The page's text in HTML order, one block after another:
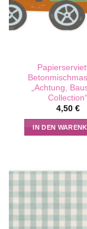
„Achtung,
Collection“
4,50 €
IN DEN